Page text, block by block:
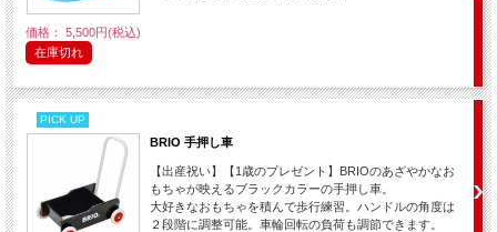
価格： 5,500円(税込)
在庫切れ
PICK UP
BRIO 手押し車
【出産祝い】【1歳のプレゼント】BRIOのあざやかなお
もちゃが映えるブラックカラーの手押し車。
大好きなおもちゃを積んで歩行練習。ハンドルの角度は
２段階に調整可能。車輪回転の負荷も調節できます。